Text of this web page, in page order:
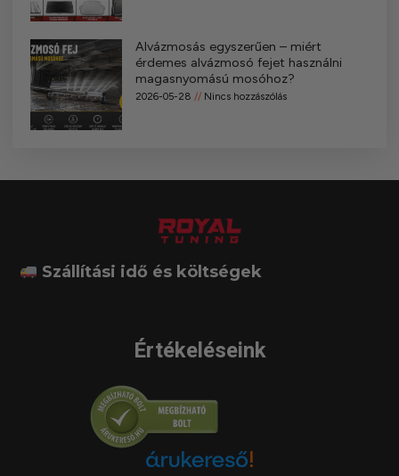
Alvázmosás egyszerűen – miért
érdemes alvázmosó fejet használni
magasnyomású mosóhoz?
2026-05-28 Nincs hozzászólás
Szállítási idő és költségek
Értékeléseink